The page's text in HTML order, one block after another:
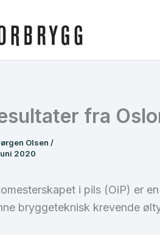
fra
Olsen /
2020
i pils (OiP) er
bryggeteknisk krevende